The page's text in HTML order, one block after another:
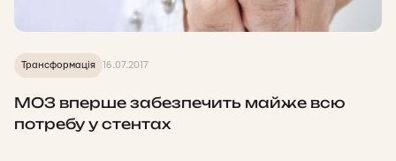
Трансформація 16.07.2017
МОЗ вперше забезпечить майже всю
потребу у стентах